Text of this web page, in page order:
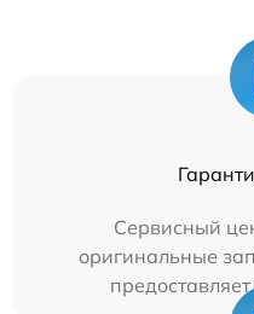
Сервисный
оригинальные